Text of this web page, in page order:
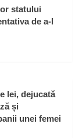
statului
de a-l
lei, dejucată
și
unei femei